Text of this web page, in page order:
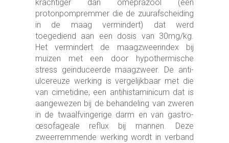
krachtiger dan omeprazool (een
protonpompremmer die de zuurafscheiding
in de maag vermindert) dat werd
toegediend aan een dosis van 30mg/kg.
Het vermindert de maagzweerindex bij
muizen met een door hypothermische
stress geïnduceerde maagzweer. De anti-
ulcereuze werking is vergelijkbaar met die
van cimetidine, een antihistaminicum dat is
aangewezen bij de behandeling van zweren
in de twaalfvingerige darm en van gastro-
œsofageale reflux bij mannen. Deze
zweerremmende werking wordt in verband